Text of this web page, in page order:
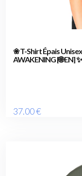
❀ T-Shirt Épais
AWAKENING [🌐 EN] ✨
37.00€